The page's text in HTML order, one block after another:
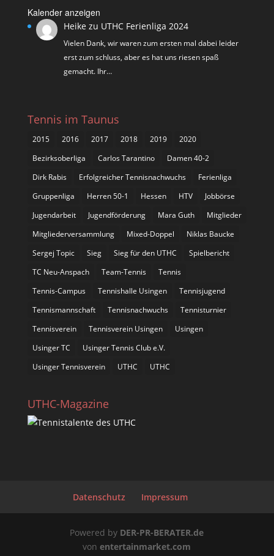
Kalender anzeigen
Heike zu UTHC Ferienliga 2024
Vielen Dank, wir waren zum ersten mal dabei leider
erst zum schluss, aber es hat uns riesen spaß
gemacht. Ihr…
Tennis im Taunus
2015 2016 2017 2018 2019
2020
Bezirksoberliga
Carlos Tarantino
Damen 40-2
Dirk Rabis
Erfolgreicher Tennisnachwuchs
Ferienliga
Gruppenliga
Herren 50-1 Hessen HTV
Jobbörse
Jugendarbeit
Jugendförderung Mara Guth
Mitglieder
Mitgliederversammlung
Mixed-Doppel
Niklas Baucke
Sergej Topic
Sieg Sieg für den UTHC
Spielbericht
TC Neu-Anspach
Team-Tennis
Tennis
Tennis-Campus
Tennishalle Usingen
Tennisjugend
Tennismannschaft
Tennisnachwuchs
Tennisturnier
Tennisverein
Tennisverein Usingen
Usingen
Usinger TC
Usinger Tennis Club e.V.
Usinger Tennisverein
UTHC UTHC
UTHC-Magazine
Datenschutz Impressum
Powered by DER-PR-BERATER.de
vonentertainmarket.com